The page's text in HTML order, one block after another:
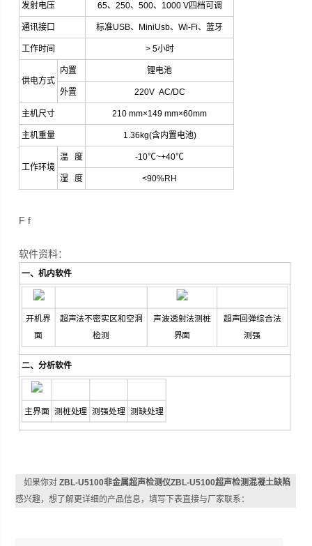
发射电压 65、 250、 500、 1000 V四档可调
通讯接口 标准USB、 MiniUsb、Wi-Fi、蓝牙
工作时间 > 5小时
供电方式
内置 锂电池
外置 220V AC/DC
主机尺寸 210 mm×149 mm×60mm
主机重量 1.36kg(含内置电池)
工作环境
温 度 -10℃~+40℃
湿 度 <90%RH
F f
软件资料：
一、机内软件
开机界
面
超声法不密实区和空洞
检测
声波透射法测桩
界面
超声回弹综合法
测强
二、分析软件
主界面 测桩处理 测强处理 测缺处理
如果你对ZBL-U5100非金属超声检测仪ZBL-U5100超声检测混凝土缺陷
感兴趣，想了解更详细的产品信息，填写下表直接与厂家联系：